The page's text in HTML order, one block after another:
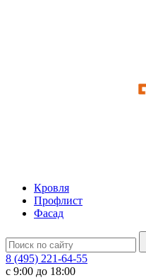
Кровля
Профлист
Фасад
8 (495) 221-64-55
с 9:00 до 18:00